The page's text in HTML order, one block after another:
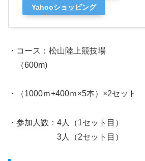
Yahooショッピング
・コース：松山陸上競技場
（600m)
・（1000ｍ+400ｍ×5本）×2セット
・参加人数：4人（1セット目）
3人（2セット目）